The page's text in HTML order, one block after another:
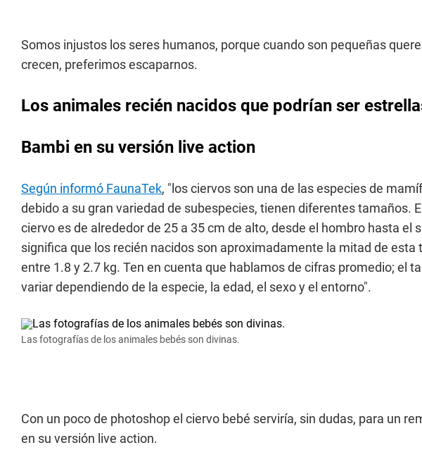
Somos injustos los seres humanos, porque cuando son pequeñas
crecen, preferimos escaparnos.
Los animales recién nacidos que podrían ser
Bambi en su versión live action
Según informó FaunaTek, "los ciervos son una de las especies de
debido a su gran variedad de subespecies, tienen diferentes tamaños.
ciervo es de alrededor de 25 a 35 cm de alto, desde el hombro hasta el
significa que los recién nacidos son aproximadamente la mitad de esta
entre 1.8 y 2.7 kg. Ten en cuenta que hablamos de cifras promedio; el
variar dependiendo de la especie, la edad, el sexo y el entorno".
Las fotografías de los animales bebés son divinas.
Con un poco de photoshop el ciervo bebé serviría, sin dudas, para un
en su versión live action.